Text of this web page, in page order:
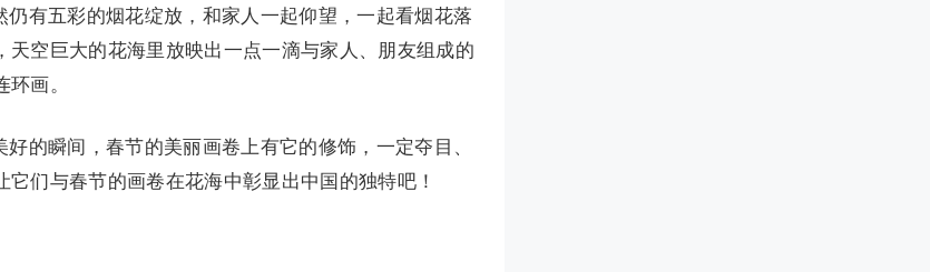
有五彩的烟花绽放，和家人一起仰望，一起看烟花落
空巨大的花海里放映出一点一滴与家人、朋友组成的
画。
瞬间，春节的美丽画卷上有它的修饰，一定夺目、
们与春节的画卷在花海中彰显出中国的独特吧！